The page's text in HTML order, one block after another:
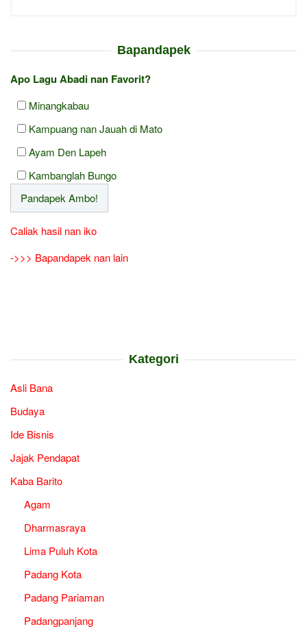
Bapandapek
Apo Lagu Abadi nan Favorit?
Minangkabau
Kampuang nan Jauah di Mato
Ayam Den Lapeh
Kambanglah Bungo
Caliak hasil nan iko
->>> Bapandapek nan lain
Kategori
Asli Bana
Budaya
Ide Bisnis
Jajak Pendapat
Kaba Barito
Agam
Dharmasraya
Lima Puluh Kota
Padang Kota
Padang Pariaman
Padangpanjang